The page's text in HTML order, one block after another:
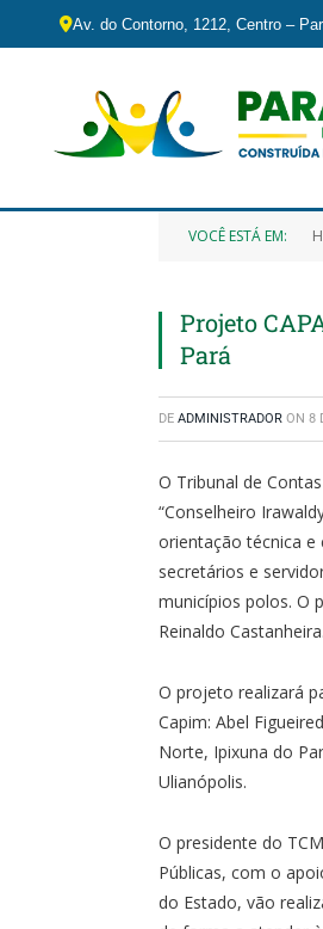
Av. do Contorno, 1212, Centro –
VOCÊ ESTÁ EM:
Projeto
Pará
DE ADMINISTRADOR ON 8
O Tribunal de
“Conselheiro
orientação técnica e
secretários e
municípios polos. O
Reinaldo Castanheira.
O projeto realizará
Capim: Abel
Norte, Ipixuna do
Ulianópolis.
O presidente do
Públicas, com o
do Estado, vão